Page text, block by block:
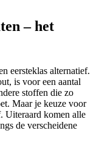
– het
eersteklas alternatief.
is voor een aantal
stoffen die zo
Maar je keuze voor
Uiteraard komen alle
de verscheidene